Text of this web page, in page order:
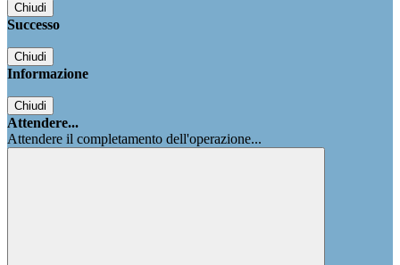
Chiudi
Successo
Chiudi
Informazione
Chiudi
Attendere...
Attendere il completamento dell'operazione...